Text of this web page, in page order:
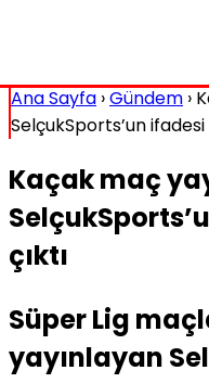
Ana Sayfa ›Gündem ›
SelçukSports’un
Kaçak maç
çıktı
Süper Lig
yayınlayan